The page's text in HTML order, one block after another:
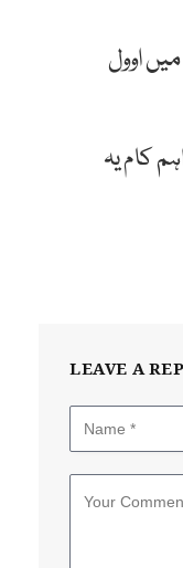
اوول
کام یہ
LEAVE A